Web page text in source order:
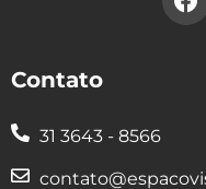
Contato
31 3643 - 8566